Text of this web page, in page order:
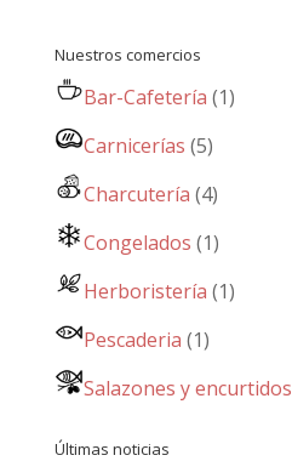
Nuestros comercios
Bar-Cafetería (1)
Carnicerías (5)
Charcutería (4)
Congelados (1)
Herboristería (1)
Pescaderia (1)
Salazones y encurtidos
Últimas noticias